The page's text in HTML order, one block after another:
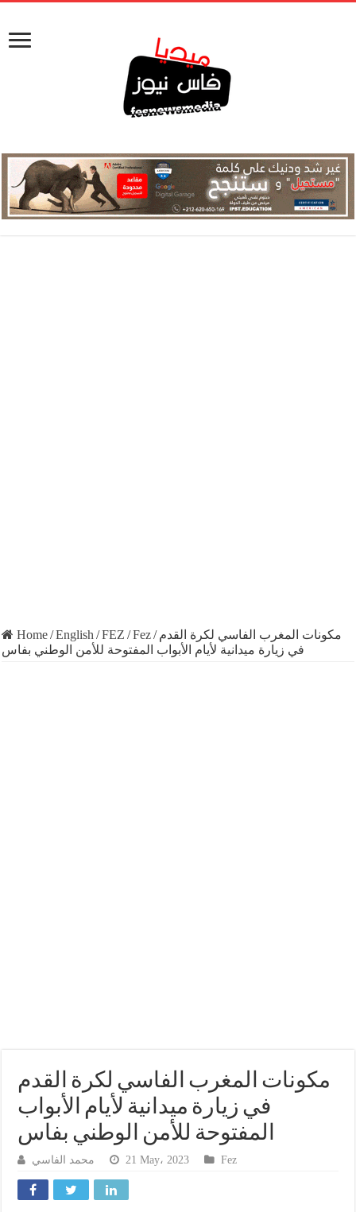
Home/English /FEZ /Fez/ مكونات المغرب الفاسي لكرة القدم
في زيارة ميدانية لأيام الأبواب المفتوحة للأمن الوطني بفاس
مكونات المغرب الفاسي لكرة القدم
في زيارة ميدانية لأيام الأبواب
المفتوحة للأمن الوطني بفاس
محمد الفاسي 21 May، 2023 Fez